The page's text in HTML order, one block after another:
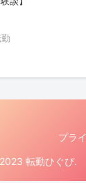
プラ
転勤ひぐぴ.